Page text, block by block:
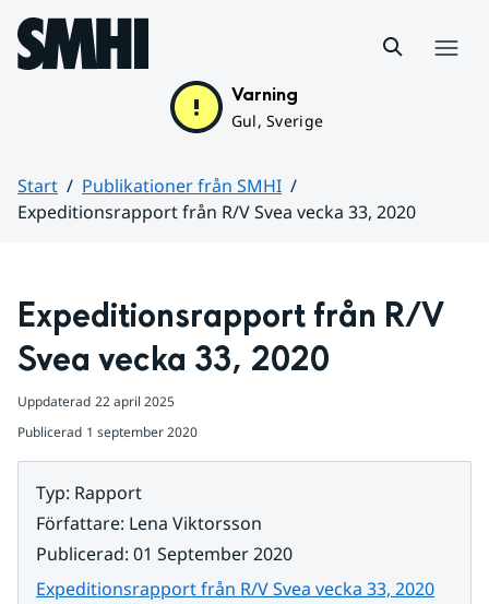
Hoppa till sidans innehåll
Varning
Gul, Sverige
Start
Publikationer från SMHI
Expeditionsrapport från R/V Svea vecka 33, 2020
Expeditionsrapport från R/V
Svea vecka 33, 2020
Uppdaterad 22 april 2025
Publicerad 1 september 2020
Typ: Rapport
Författare: Lena Viktorsson
Publicerad: 01 September 2020
Expeditionsrapport från R/V Svea vecka 33, 2020Pdf,